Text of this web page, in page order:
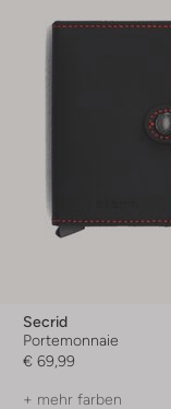
Secrid
Portemonnaie
€ 69,99
+ mehr farben